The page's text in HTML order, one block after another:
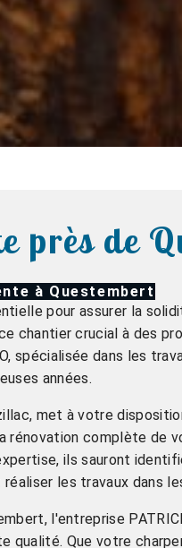
près de
à Questembert
pour assurer la
chantier crucial à des
spécialisée dans les
années.
met à votre
rénovation complète de
ils sauront
les travaux dans
l'entreprise
qualité. Que votre